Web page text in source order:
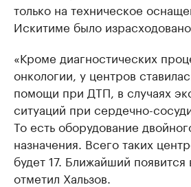
только на техническое
Искитиме было
«Кроме диагностических
онкологии, у центров
помощи при ДТП, в случаях
ситуаций при сердечно-
То есть оборудование
назначения. Всего таких
будет 17. Ближайший
отметил Хальзов.